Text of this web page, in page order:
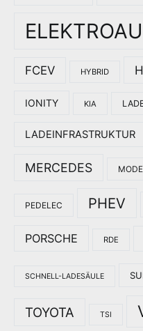
FCEV HYBRID
IONITY KIA
LADEINFRASTRUKTUR
MERCEDES
PEDELEC PHEV
PORSCHE RDE
SCHNELL-LADESÄULE
TOYOTA TSI